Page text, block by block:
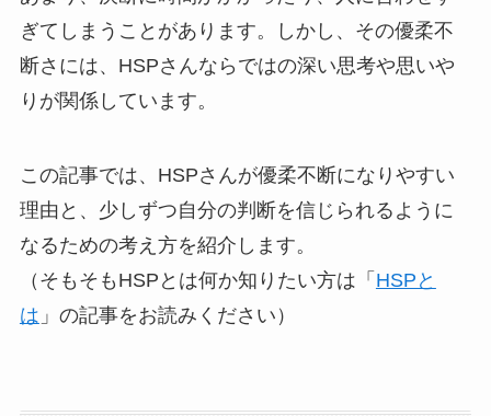
ぎてしまうことがあります。しかし、その優柔不
断さには、HSPさんならではの深い思考や思いや
りが関係しています。
この記事では、HSPさんが優柔不断になりやすい
理由と、少しずつ自分の判断を信じられるように
なるための考え方を紹介します。
（そもそもHSPとは何か知りたい方は「 HSPと
は 」の記事をお読みください）